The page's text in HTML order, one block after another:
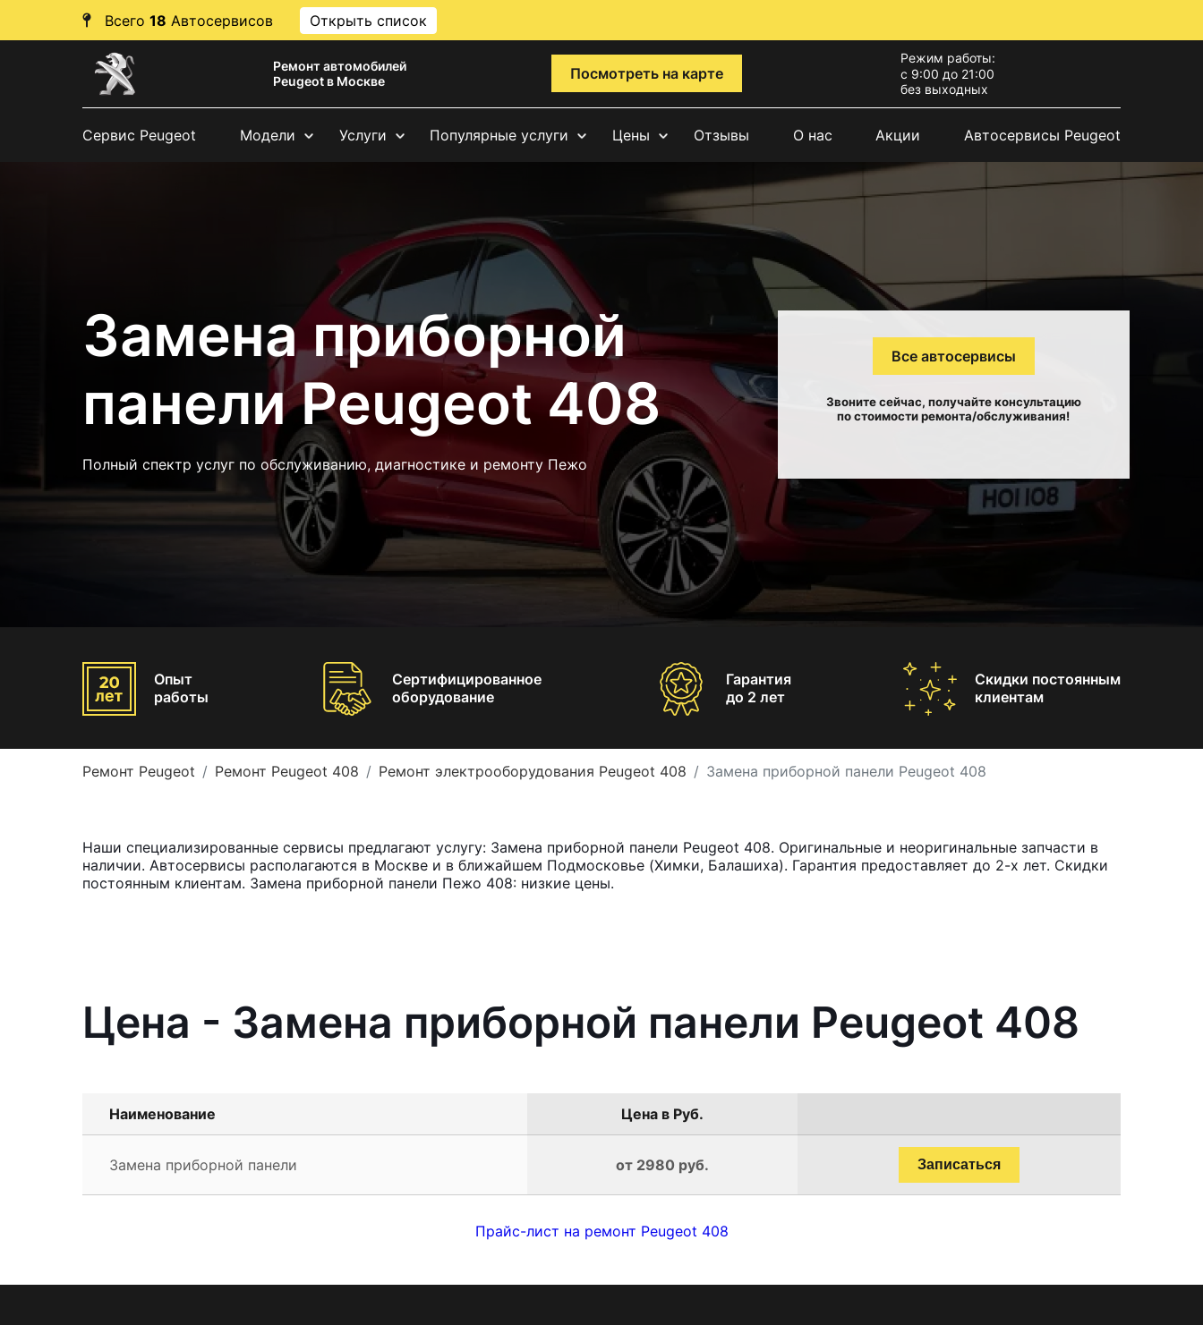
Всего 18 Автосервисов Открыть список
Ремонт автомобилей
Peugeot в Москве
Посмотреть на карте
Режим работы:
с 9:00 до 21:00
без выходных
Сервис Peugeot Модели Услуги Популярные услуги Цены Отзывы О нас Акции Автосервисы Peugeot
Замена приборной
панели Peugeot 408
Полный спектр услуг по обслуживанию, диагностике и ремонту Пежо
Все автосервисы
Звоните сейчас, получайте консультацию
по стоимости ремонта/обслуживания!
Опыт
работы
Сертифицированное
оборудование
Гарантия
до 2 лет
Скидки постоянным
клиентам
Ремонт Peugeot Ремонт Peugeot 408 Ремонт электрооборудования Peugeot 408 Замена приборной панели Peugeot 408
Наши специализированные сервисы предлагают услугу: Замена приборной панели Peugeot 408. Оригинальные и неоригинальные запчасти в
наличии. Автосервисы располагаются в Москве и в ближайшем Подмосковье (Химки, Балашиха). Гарантия предоставляет до 2-х лет. Скидки
постоянным клиентам. Замена приборной панели Пежо 408: низкие цены.
Цена - Замена приборной панели Peugeot 408
Наименование Цена в Руб.
Замена приборной панели от 2980 руб. Записаться
Прайс-лист на ремонт Peugeot 408